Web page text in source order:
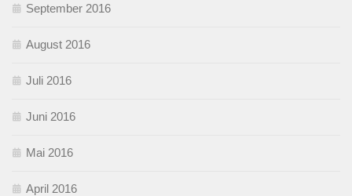
September 2016
August 2016
Juli 2016
Juni 2016
Mai 2016
April 2016